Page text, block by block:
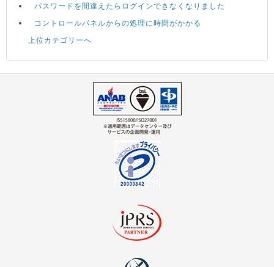
パスワードを間違えたらログインできなくなりました
コントロールパネルからの処理に時間がかかる
上位カテゴリーへ